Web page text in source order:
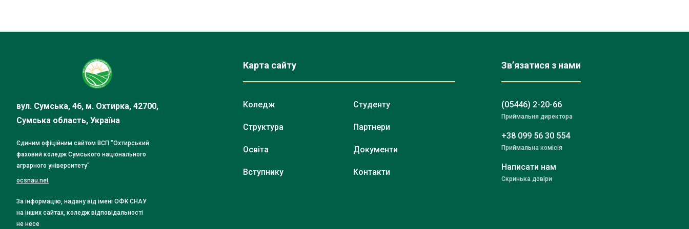
вул. Сумська, 46, м. Охтирка, 42700,
Сумська область, Україна
Єдиним офіційним сайтом ВСП "Охтирський
фаховий коледж Сумського національного
аграрного університету"
ocsnau.net
За інформацію, надану від імені ОФК СНАУ
на інших сайтах, коледж відповідальності
не несе
Карта сайту
Коледж
Структура
Освіта
Вступнику
Студенту
Партнери
Документи
Контакти
Зв’язатися з нами
(05446) 2-20-66
Приймальня директора
+38 099 56 30 554
Приймальна комісія
Написати нам
Скринька довіри